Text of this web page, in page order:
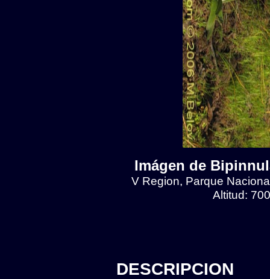
Imágen de
V Region, Parque
Altitud:
DESCRIPCION